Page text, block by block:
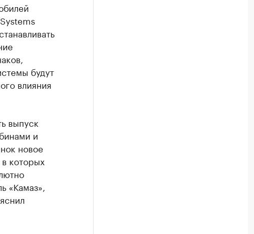
будут
влияния
выпуск
и
новое
которых
«Камаз»,